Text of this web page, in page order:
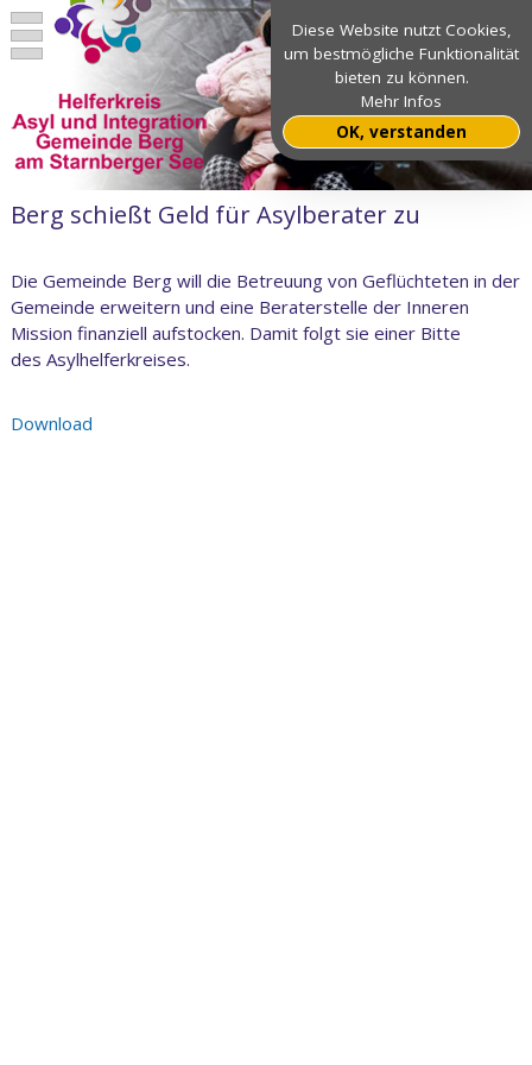
Berg schießt Geld für Asylberater zu
Die Gemeinde Berg will die Betreuung von Geflüchteten in der
Gemeinde erweitern und eine Beraterstelle der Inneren
Mission finanziell aufstocken. Damit folgt sie einer Bitte
des Asylhelferkreises.
Download
Diese Website nutzt Cookies,
um bestmögliche Funktionalität
bieten zu können.
Mehr Infos
OK, verstanden